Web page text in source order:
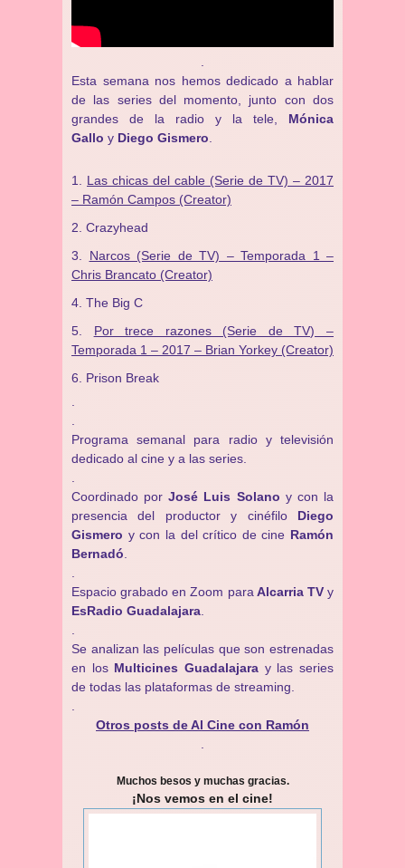
Esta semana nos hemos dedicado a hablar
de las series del momento, junto con dos
grandes de la radio y la tele, Mónica
Gallo y Diego Gismero
Las chicas del cable (Serie de TV) – 2017
– Ramón Campos (Creator)
Crazyhead
Narcos (Serie de TV) – Temporada 1 –
Chris Brancato (Creator)
The Big C
Por trece razones (Serie de TV) –
Temporada 1 – 2017 – Brian Yorkey (Creator)
Prison Break
Programa semanal para radio y televisión
dedicado al cine y a las series.
Coordinado por José Luis Solano y con la
presencia del productor y cinéfilo Diego
Gismero y con la del crítico de cine Ramón
Bernadó
Espacio grabado en Zoom para Alcarria TVy
EsRadio Guadalajara
Se analizan las películas que son estrenadas
en los Multicines Guadalajara y las series
de todas las plataformas de streaming.
Otros posts de Al Cine con Ramón
Muchos besos y muchas gracias.
¡Nos vemos en el cine!